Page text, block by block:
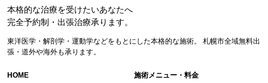
本格的な治療を受けたいあなたへ
完全予約制・出張治療承ります。
東洋医学・解剖学・運動学などをもとにした本格的な施術。
札幌市全域無料出
張・道外や海外も承ります。
HOME 施術メニュー・料金